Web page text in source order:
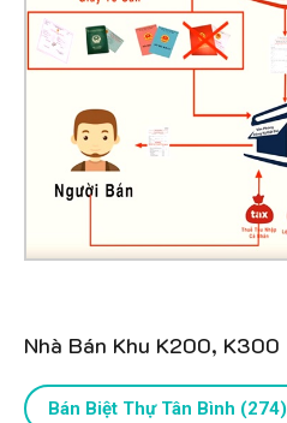
Nhà Bán Khu K200, K300
Bán Biệt Thự Tân Bình (274)